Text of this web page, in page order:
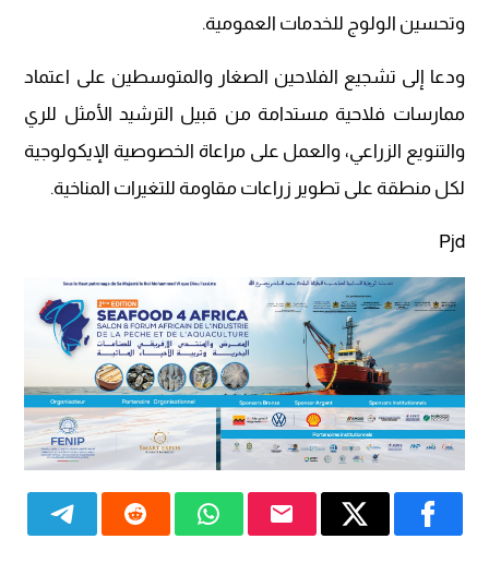
وتحسين الولوج للخدمات العمومية.
ودعا إلى تشجيع الفلاحين الصغار والمتوسطين على اعتماد
ممارسات فلاحية مستدامة من قبيل الترشيد الأمثل للري
والتنويع الزراعي، والعمل على مراعاة الخصوصية الإيكولوجية
لكل منطقة على تطوير زراعات مقاومة للتغيرات المناخية.
Pjd